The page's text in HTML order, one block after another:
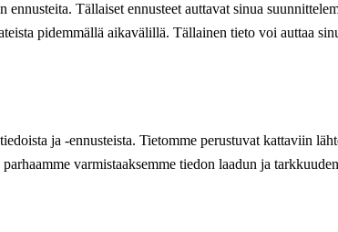
ennusteita. Tällaiset ennusteet auttavat sinua
pidemmällä aikavälillä. Tällainen tieto voi auttaa
ja -ennusteista. Tietomme perustuvat kattaviin
varmistaaksemme tiedon laadun ja